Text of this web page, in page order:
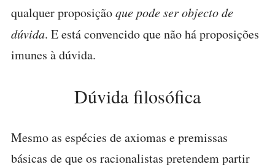
qualquer proposiçãoque pode ser objecto de
dúvida. E está convencido que não há proposições
imunes à dúvida.
Dúvida filosófica
Mesmo as espécies de axiomas e premissas
básicas de que os racionalistas pretendem partir